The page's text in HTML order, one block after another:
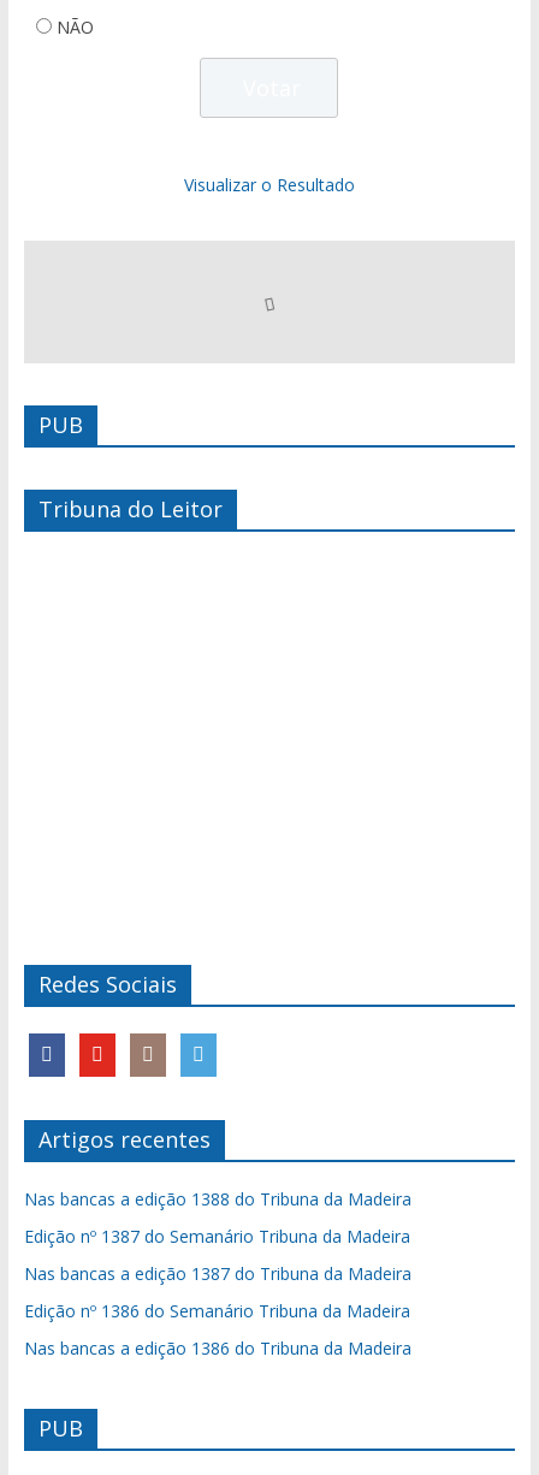
NÃO
Visualizar o Resultado
PUB
Tribuna do Leitor
Redes Sociais
Artigos recentes
Nas bancas a edição 1388 do Tribuna da Madeira
Edição nº 1387 do Semanário Tribuna da Madeira
Nas bancas a edição 1387 do Tribuna da Madeira
Edição nº 1386 do Semanário Tribuna da Madeira
Nas bancas a edição 1386 do Tribuna da Madeira
PUB